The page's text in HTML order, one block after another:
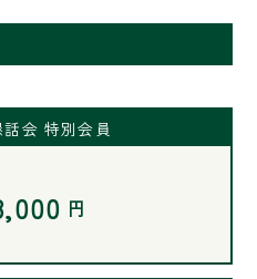
会 特別会員
円